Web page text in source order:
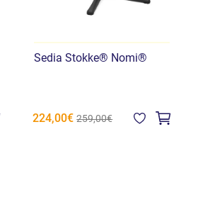
Sedia Stokke® Nomi®
224,00€ 259,00€